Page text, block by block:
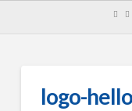
logo-